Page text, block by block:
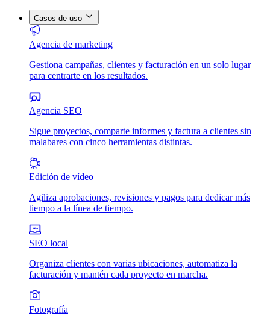
Casos de uso
Agencia de marketing
Gestiona campañas, clientes y facturación en un solo lugar
para centrarte en los resultados.
Agencia SEO
Sigue proyectos, comparte informes y factura a clientes sin
malabares con cinco herramientas distintas.
Edición de vídeo
Agiliza aprobaciones, revisiones y pagos para dedicar más
tiempo a la línea de tiempo.
SEO local
Organiza clientes con varias ubicaciones, automatiza la
facturación y mantén cada proyecto en marcha.
Fotografía